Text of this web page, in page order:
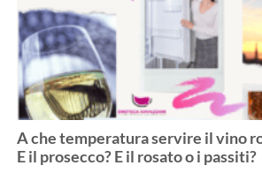
A che temperatura servire il vino
E il prosecco? E il rosato o i passiti?